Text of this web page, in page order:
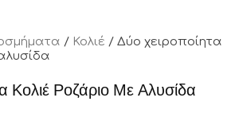
/ Κολιέ / Δύο χειροποίητα
Κολιέ Ροζάριο Με Αλυσίδα